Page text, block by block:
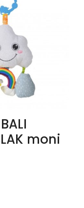
moni